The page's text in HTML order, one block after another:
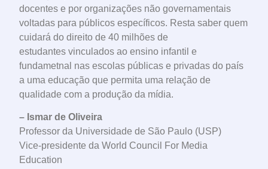
docentes e por organizações não governamentais
voltadas para públicos específicos. Resta saber quem
cuidará do direito de 40 milhões de
estudantes vinculados ao ensino infantil e
fundametnal nas escolas públicas e privadas do país
a uma educação que permita uma relação de
qualidade com a produção da mídia.
– Ismar de Oliveira
Professor da Universidade de São Paulo (USP)
Vice-presidente da World Council For Media
Education